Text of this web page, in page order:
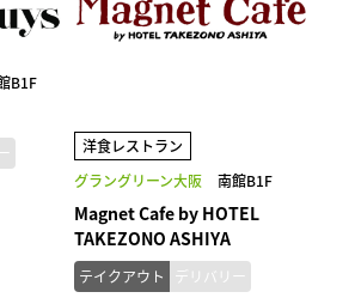
B1F
洋食レストラン
グラングリーン大阪
南館B1F
Magnet Cafe by HOTEL
TAKEZONO ASHIYA
テイクアウト デリバリー